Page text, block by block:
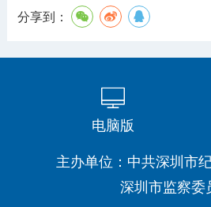
分享到：
电脑版
主办单位：中共深圳市
深圳市监察委